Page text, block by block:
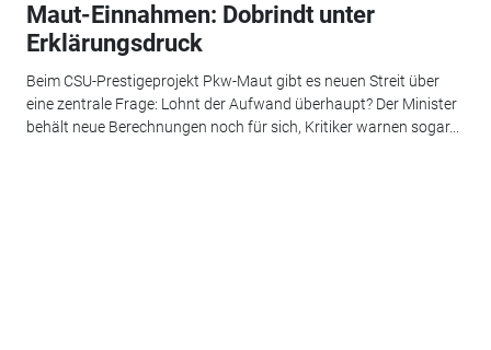
Maut-Einnahmen: Dobrindt unter
Erklärungsdruck
Beim CSU-Prestigeprojekt Pkw-Maut gibt es neuen Streit über
eine zentrale Frage: Lohnt der Aufwand überhaupt? Der Minister
behält neue Berechnungen noch für sich, Kritiker warnen sogar...